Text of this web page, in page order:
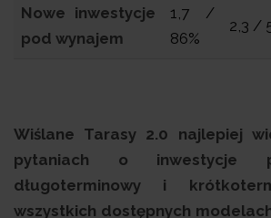
Nowe inwestycje
pod wynajem
1,7 /
86%
2,3 /
Wiślane Tarasy 2.0 najlepiej
pytaniach o inwestycje
długoterminowy i
wszystkich dostępnych